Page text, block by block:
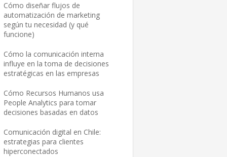
Cómo diseñar flujos de
automatización de marketing
según tu necesidad (y qué
funcione)
Cómo la comunicación interna
influye en la toma de decisiones
estratégicas en las empresas
Cómo Recursos Humanos usa
People Analytics para tomar
decisiones basadas en datos
Comunicación digital en Chile:
estrategias para clientes
hiperconectados